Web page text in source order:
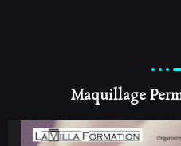
Maquillage